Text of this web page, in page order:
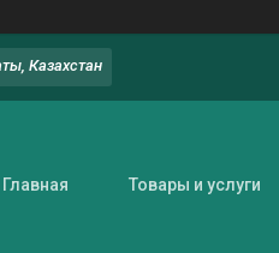
Казахстан
Главная Товары и услуги